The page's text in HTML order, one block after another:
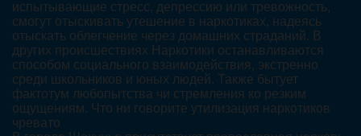
испытывающие стресс, депрессию или тревожность,
смогут отыскивать утешение в наркотиках, надеясь
отыскать облегчение через домашних страданий. В
других происшествиях Наркотики останавливаются
способом социального взаимодействия, экстренно
среди школьников и юных людей. Также бытует
фактотум любопытства чи стремления ко резким
ощущениям. Что ни говорите утилизация наркотиков
чревато